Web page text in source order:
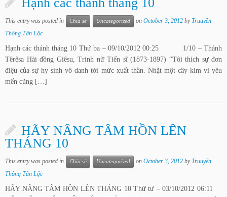
This entry was posted in Chia sẻ Uncategorized on October 3, 2012 byTruuyền
Thông Tân Lộc
Hạnh các thánh tháng 10 Thứ ba – 09/10/2012 00:25 1/10 – Thánh
Têrêsa Hài đồng Giêsu, Trinh nữ Tiến sĩ (1873-1897) “Tôi thích sự đơn
điệu của sự hy sinh vô danh tới mức xuất thần. Nhặt một cây kim vì yêu
mến cũng […]
HÃY NÂNG TÂM HỒN LÊN
THÁNG 10
This entry was posted in Chia sẻ Uncategorized on October 3, 2012 byTruuyền
Thông Tân Lộc
HÃY NÂNG TÂM HỒN LÊN THÁNG 10 Thứ tư – 03/10/2012 06:11